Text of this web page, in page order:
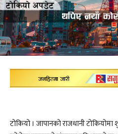
टोकियो । जापानको राजधानी